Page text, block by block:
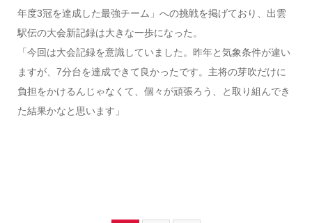
年度3冠を達成した最強チーム」への挑戦を掲げており、出雲
駅伝の大会新記録は大きな一歩になった。
「今回は大会記録を意識していました。昨年と気象条件が違い
ますが、7分台を達成できて良かったです。主将の芽吹だけに
負担をかけるんじゃなくて、個々が頑張ろう、と取り組んでき
た結果かなと思います」